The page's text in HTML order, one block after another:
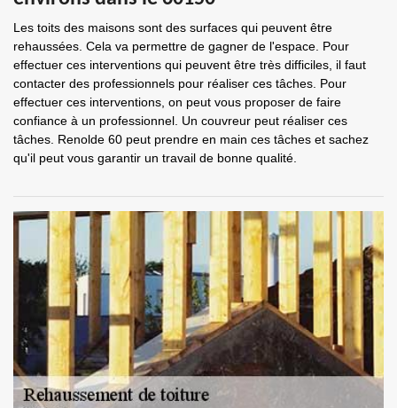
Les toits des maisons sont des surfaces qui peuvent être
rehaussées. Cela va permettre de gagner de l'espace. Pour
effectuer ces interventions qui peuvent être très difficiles, il faut
contacter des professionnels pour réaliser ces tâches. Pour
effectuer ces interventions, on peut vous proposer de faire
confiance à un professionnel. Un couvreur peut réaliser ces
tâches. Renolde 60 peut prendre en main ces tâches et sachez
qu'il peut vous garantir un travail de bonne qualité.